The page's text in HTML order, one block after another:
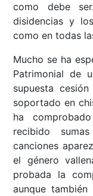
como debe
disidencias y
como en todas
Mucho se ha
Patrimonial de
supuesta
soportado en
ha
recibido
canciones
el género
probada la
aunque